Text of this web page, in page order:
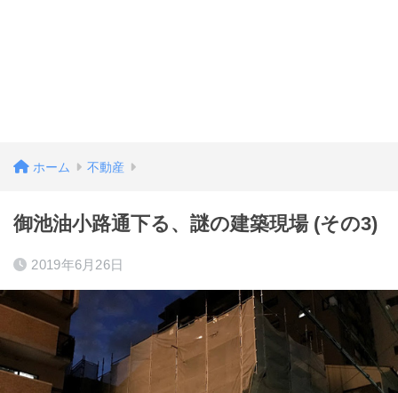
ホーム 不動産
御池油小路通下る、謎の建築現場 (その3)
2019年6月26日